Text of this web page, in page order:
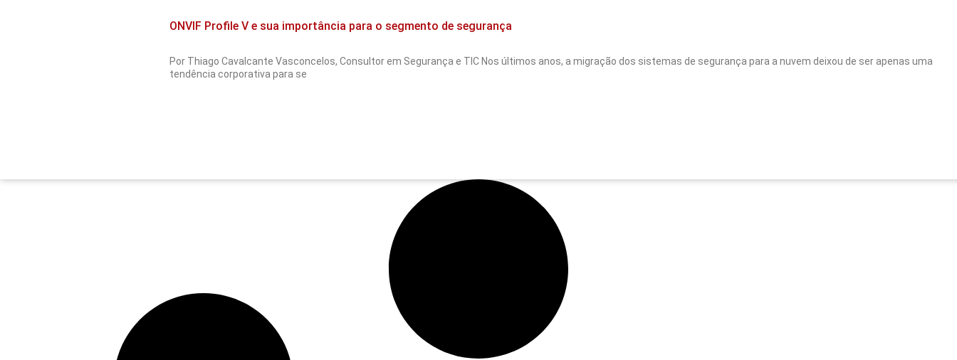
ONVIF Profile V e sua importância para o segmento de segurança
Por Thiago Cavalcante Vasconcelos, Consultor em Segurança e TIC Nos últimos anos, a migração dos sistemas de segurança para a nuvem deixou de ser apenas uma
tendência corporativa para se